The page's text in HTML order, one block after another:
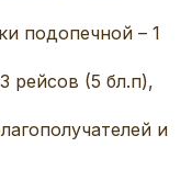
подопечной – 1
рейсов (5 бл.п),
и